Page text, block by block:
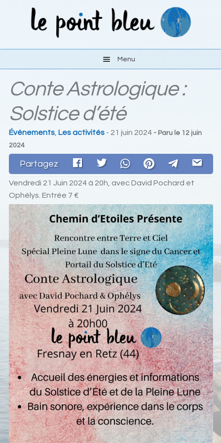
Menu
Les activités
Le lieu
S’y rendre
Liens
Contact
Conte Astrologique :
Solstice d’été
Événements, Les activités - 21 juin 2024 - Paru le 12 juin
2024
Partagez
Vendredi 21 Juin 2024 à 20h, avec David Pochard et
Ophélys. Entrée 7 €